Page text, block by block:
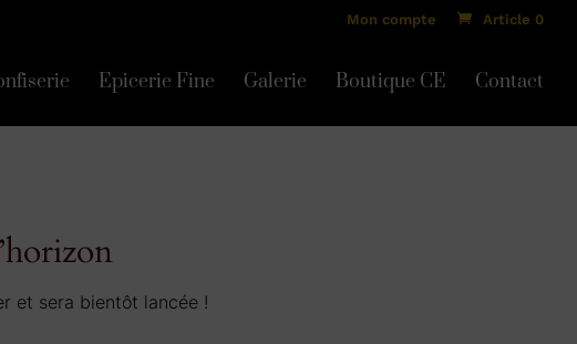
Mon compte Article 0
Epicerie Fine Galerie Boutique CE Contact
et sera bientôt lancée !